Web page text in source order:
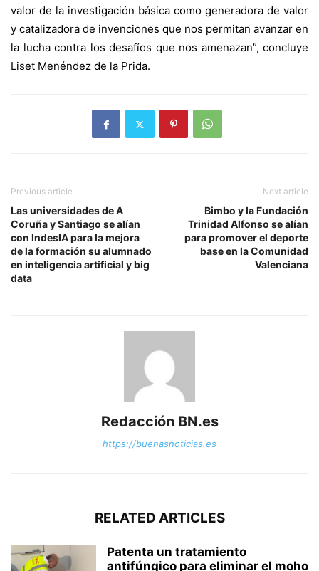
valor de la investigación básica como generadora de valor
y catalizadora de invenciones que nos permitan avanzar en
la lucha contra los desafíos que nos amenazan”, concluye
Liset Menéndez de la Prida.
Previous article
Las universidades de A
Coruña y Santiago se alían
con IndesIA para la mejora
de la formación su alumnado
en inteligencia artificial y big
data
Next article
Bimbo y la Fundación
Trinidad Alfonso se alían
para promover el deporte
base en la Comunidad
Valenciana
Redacción BN.es
https://buenasnoticias.es
RELATED ARTICLES
Patenta un tratamiento
antifúngico para eliminar el moho